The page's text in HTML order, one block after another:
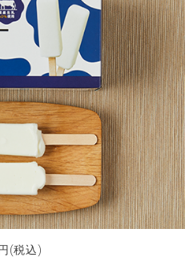
(税込)